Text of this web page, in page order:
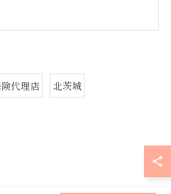
代理店 北茨城